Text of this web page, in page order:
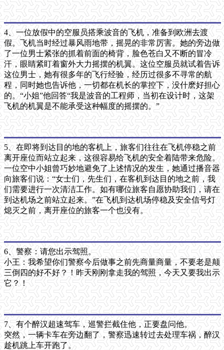
4、一位放假中的空服员搭乘波音的飞机，准备到欧洲去渡
假。飞机当时经过暴风雨地带，摇晃的非常厉害。她的旁边做
了一位男士紧张的抓着前面的椅背，脸色苍白又不断的冒冷
汗，眼睛紧盯着窗外大力摇摆的机翼。这位空服员就试着告诉
这位男士，她有很多年的飞行经验，经历过很多不寻常的航
程，同时她也告诉他，一切都在机长的掌控下，没什麽好担心
的。“小姐”他回答“我是波音的工程师，当初在设计时，这架
飞机的机翼是不能承受这种幅度的摇摆的。”
5、在即将到达目的地的客机上，旅客们往往在飞机停稳之前
离开座位而站立起来，这很容易给飞机的安全着陆带来危险。
一位空中小姐曾巧妙地避免了上述情况的发生，她通过播音器
向旅客们说：“女士们，先生们，在客机到达目的地之前，我
们需要进行一次清洁工作。如有哪位旅客自愿协助我们，请在
到达机场之前站立起来。”在飞机到达机场停稳及安全信号灯
熄灭之前，离开座位的旅客一个也没有。
6、警察：请您出示驾照。
小王：我希望你们警察今后做事之前先商量商量，不要老是颠
三倒四的好不好？！昨天刚刚拿走我的驾照，今天又要我出示
它？！
7、有个醉汉超速驾车，巡警拦截住他，正要盘问他。
突然，一辆卡车在旁边翻了，警察迅速转过去处理车祸，醉汉
趁机跳上车开跑了。